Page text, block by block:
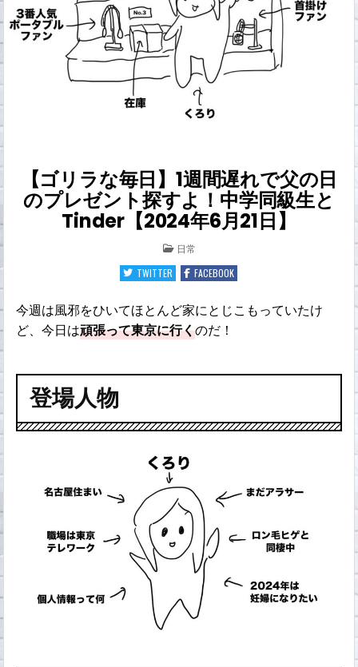
【ゴリラな毎日】1週間遅れで父の日
のプレゼント探すよ！中学同級生と
Tinder【2024年6月21日】
POSTED
IN
日常
TWITTER
FACEBOOK
今週は風邪をひいてほとんど家にとじこもっていたけ
ど、今日は頑張って東京に行くのだ！
登場人物